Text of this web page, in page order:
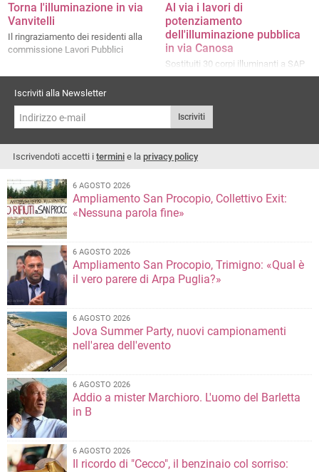
Torna l'illuminazione in via
Vanvitelli
Il ringraziamento dei residenti alla
commissione Lavori Pubblici
Al via i lavori di
potenziamento
dell'illuminazione pubblica
in via Canosa
Sostituiti 30 corpi illuminanti a SAP
con luci a tecnologia LED
Iscriviti alla Newsletter
Iscriviti
Iscrivendoti accetti i termini e la privacy policy
6 AGOSTO 2026
Ampliamento San Procopio, Collettivo Exit:
«Nessuna parola fine»
6 AGOSTO 2026
Ampliamento San Procopio, Trimigno: «Qual è
il vero parere di Arpa Puglia?»
6 AGOSTO 2026
Jova Summer Party, nuovi campionamenti
nell'area dell'evento
6 AGOSTO 2026
Addio a mister Marchioro. L'uomo del Barletta
in B
6 AGOSTO 2026
Il ricordo di "Cecco", il benzinaio col sorriso: